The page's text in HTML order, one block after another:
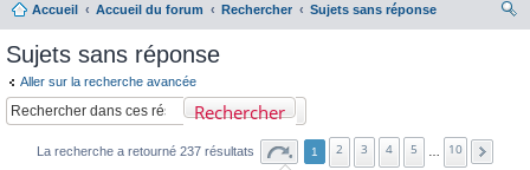
Accueil Accueil du forum Rechercher
Sujets sans réponse
Sujets sans réponse
Aller sur la recherche avancée
Rechercher
La recherche a retourné 237 résultats 1 2 3 4 5 10